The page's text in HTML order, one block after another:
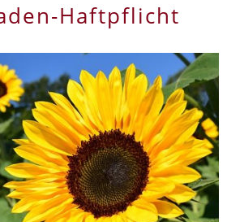
Haftpflicht